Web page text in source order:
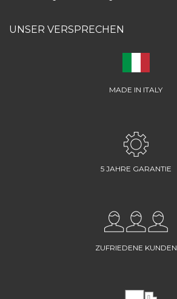
UNSER VERSPRECHEN
MADE IN ITALY
5 JAHRE GARANTIE
ZUFRIEDENE KUNDEN